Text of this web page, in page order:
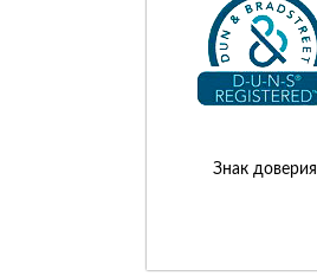
Знак доверия